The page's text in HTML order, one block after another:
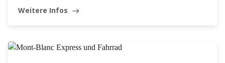
Weitere Infos east